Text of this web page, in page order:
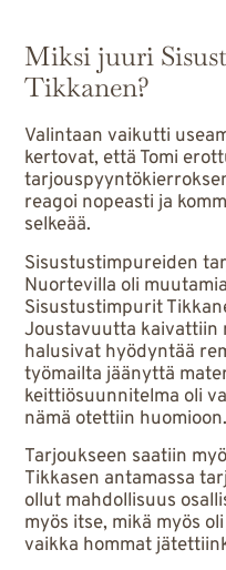
Miksi juuri
Tikkanen?
Valintaan vaikutti
kertovat, että Tomi
reagoi nopeasti ja
selkeää.
Sisustustimpureiden
Nuortevilla oli
Sisustustimpurit
Joustavuutta kaivattiin
halusivat hyödyntää
työmailta jäänyttä
keittiösuunnitelma oli
nämä otettiin huomioon.
Tarjoukseen saatiin
Tikkasen antamassa
ollut mahdollisuus
myös itse, mikä myös
vaikka hommat